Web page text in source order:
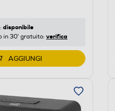
disponibile
in 30' gratuito: verifica
AGGIUNGI